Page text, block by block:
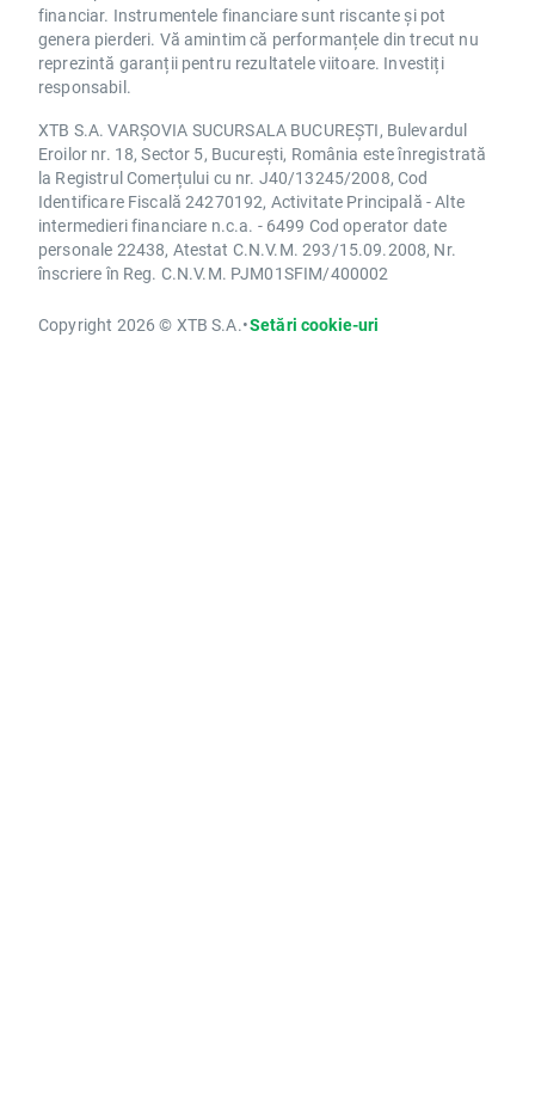
financiar. Instrumentele financiare sunt riscante și pot
genera pierderi. Vă amintim că performanțele din trecut nu
reprezintă garanții pentru rezultatele viitoare. Investiți
responsabil.
XTB S.A. VARȘOVIA SUCURSALA BUCUREȘTI, Bulevardul
Eroilor nr. 18, Sector 5, București, România este înregistrată
la Registrul Comerțului cu nr. J40/13245/2008, Cod
Identificare Fiscală 24270192, Activitate Principală - Alte
intermedieri financiare n.c.a. - 6499 Cod operator date
personale 22438, Atestat C.N.V.M. 293/15.09.2008, Nr.
înscriere în Reg. C.N.V.M. PJM01SFIM/400002
Copyright 2026 © XTB S.A.•Setări cookie-uri